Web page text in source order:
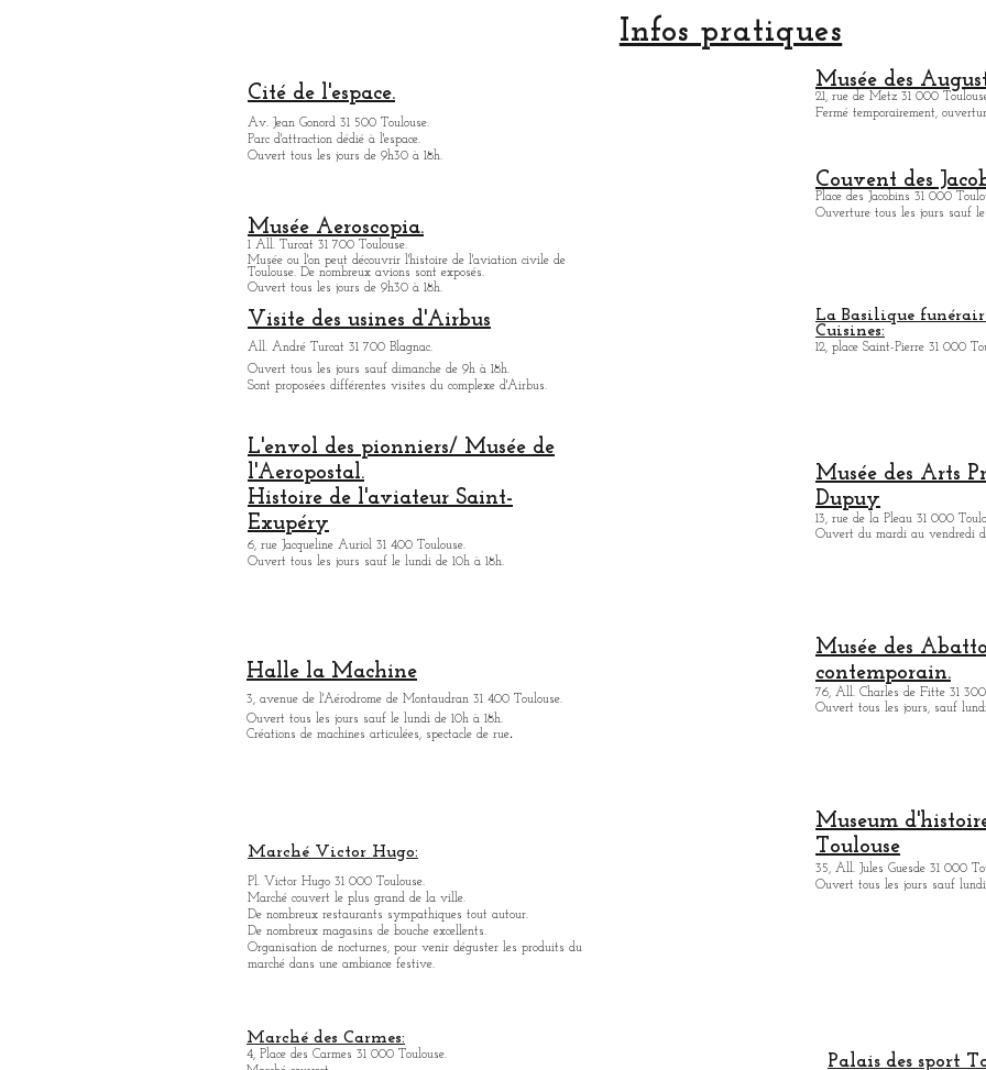
Infos pratiques
Cité de l'espace.
Av. Jean Gonord 31 500 Toulouse.
Parc d'attraction dédié à l'espace.
Ouvert tous les jours de 9h30 à 18h.
Musée des
21, rue de Metz 31 000
Fermé temporairement,
Couvent des
Place des Jacobins 31 000
Ouverture tous les jours sauf
Musée Aeroscopia.
1 All. Turcat 31 700 Toulouse.
Musée ou l'on peut découvrir l'histoire de l'aviation civile de
Toulouse. De nombreux avions sont exposés.
Ouvert tous les jours de 9h30 à 18h.
Visite des usines d'Airbus
All. André Turcat 31 700 Blagnac.
Ouvert tous les jours sauf dimanche de 9h à 18h.
Sont proposées différentes visites du complexe d'Airbus.
L'envol des pionniers/ Musée de
l'Aeropostal.
Histoire de l'aviateur Saint-
Exupéry
6, rue Jacqueline Auriol 31 400 Toulouse.
Ouvert tous les jours sauf le lundi de 10h à 18h.
Halle la Machine
3, avenue de l'Aérodrome de Montaudran 31 400 Toulouse.
Ouvert tous les jours sauf le lundi de 10h à 18h.
Créations de machines articulées, spectacle de rue.
Marché Victor Hugo:
Pl. Victor Hugo 31 000 Toulouse.
Marché couvert le plus grand de la ville.
De nombreux restaurants sympathiques tout autour.
De nombreux magasins de bouche excellents.
Organisation de nocturnes, pour venir déguster les produits du
marché dans une ambiance festive.
Marché des Carmes:
4, Place des Carmes 31 000 Toulouse.
La Basilique
Cuisines:
12, place Saint-Pierre 31 000
Musée des Arts
Dupuy
13, rue de la Pleau 31 000
Ouvert du mardi au vendredi
Musée des
contemporain.
76, All. Charles de Fitte 31 300
Ouvert tous les jours, sauf
Museum
Toulouse
35, All. Jules Guesde 31 000
Ouvert tous les jours sauf lundi
Palais des sport